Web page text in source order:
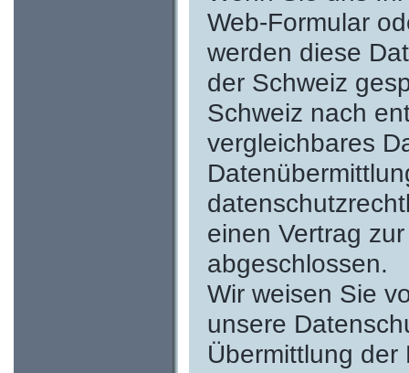
Web-Formular
werden diese
der Schweiz
Schweiz nach
vergleichbares
einen Vertrag
abgeschlossen.
Wir weisen Sie
unsere
Übermittlung